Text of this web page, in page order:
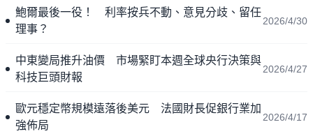
鮑爾最後一役！ 利率按兵不動、意見分歧、留任
理事？
2026/4/30
中東變局推升油價 市場緊盯本週全球央行決策與
科技巨頭財報
2026/4/27
歐元穩定幣規模遠落後美元 法國財長促銀行業加
強佈局
2026/4/17